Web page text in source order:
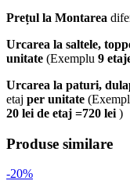
Prețul la Montarea
Urcarea la saltele,
unitate (Exemplu 9
Urcarea la paturi,
etaj per unitate
20 lei de etaj =720 lei )
Produse similare
-20%